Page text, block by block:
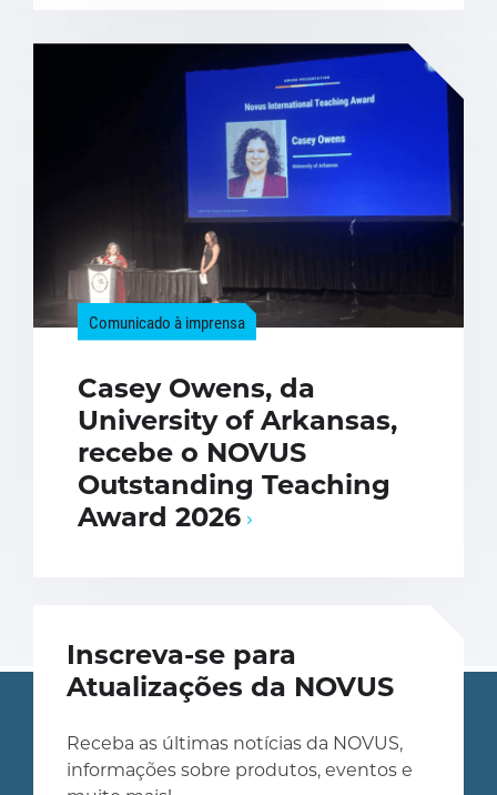
Comunicado à imprensa
Casey Owens, da
University of Arkansas,
recebe o NOVUS
Outstanding Teaching
Award 2026
Inscreva-se para
Atualizações da NOVUS
Receba as últimas notícias da NOVUS,
informações sobre produtos, eventos e